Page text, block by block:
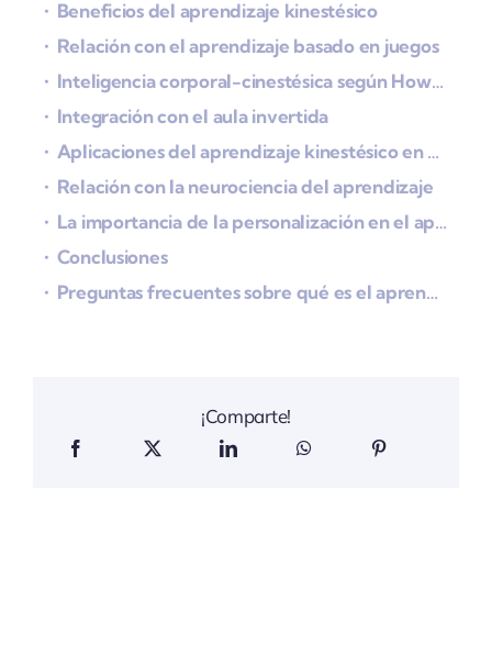
Beneficios del aprendizaje kinestésico
Relación con el aprendizaje basado en juegos
Inteligencia corporal-cinestésica según Howard Gardner
Integración con el aula invertida
Aplicaciones del aprendizaje kinestésico en entornos profesionales
Relación con la neurociencia del aprendizaje
La importancia de la personalización en el aprendizaje kinestésico
Conclusiones
Preguntas frecuentes sobre qué es el aprendizaje kinestésico
¡Comparte!